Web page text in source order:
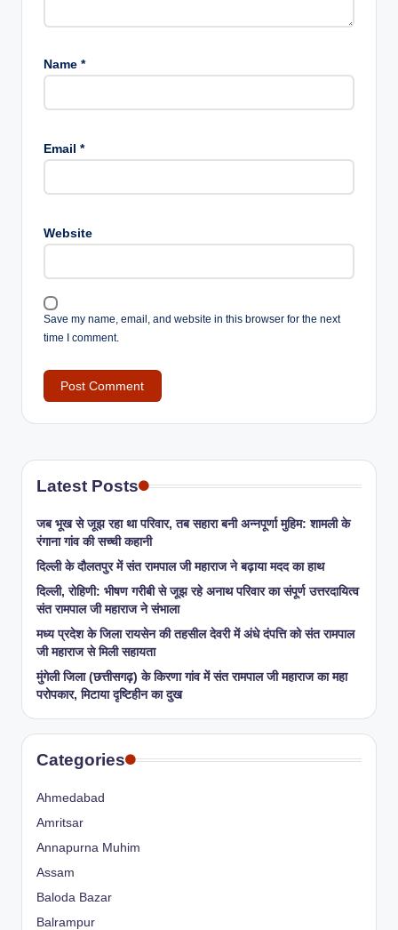
Name *
Email *
Website
Save my name, email, and website in this browser for the next
time I comment.
Latest Posts
जब भूख से जूझ रहा था परिवार, तब सहारा बनी अन्नपूर्णा मुहिम: शामली के
रंगाना गांव की सच्ची कहानी
​दिल्ली के दौलतपुर में संत रामपाल जी महाराज ने बढ़ाया मदद का हाथ
दिल्ली, रोहिणी: भीषण गरीबी से जूझ रहे अनाथ परिवार का संपूर्ण उत्तरदायित्व
संत रामपाल जी महाराज ने संभाला
मध्य प्रदेश के जिला रायसेन की तहसील देवरी में अंधे दंपत्ति को संत रामपाल
जी महाराज से मिली सहायता
​मुंगेली जिला (छत्तीसगढ़) के किरणा गांव में संत रामपाल जी महाराज का महा
परोपकार, मिटाया दृष्टिहीन का दुख
Categories
Ahmedabad
Amritsar
Annapurna Muhim
Assam
Baloda Bazar
Balrampur